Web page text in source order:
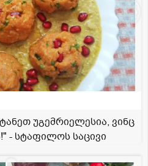
უგემრიელესია, ვინც
- სტაფილოს საცივი